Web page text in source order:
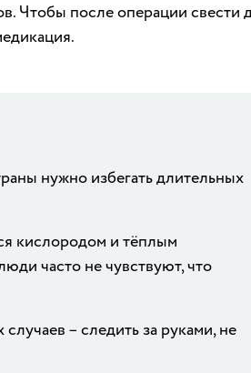
Чтобы после операции
нужно избегать длительных
кислородом и тёплым
часто не чувствуют, что
– следить за руками, не